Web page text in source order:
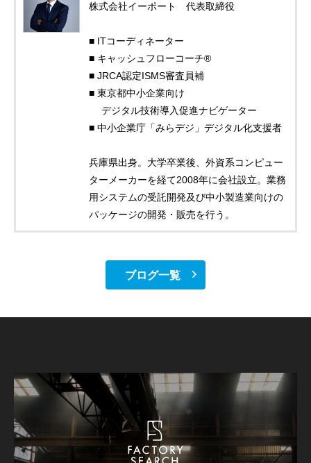
株式会社イーポート 代表取締役
■ ITコーディネーター
■ キャッシュフローコーチ®
■ JRCA認定ISMS審査員補
■ 東京都中小企業向け
デジタル技術導入促進ナビゲーター
■ 中小企業庁「みらデジ」デジタル化支援者
兵庫県出身。大学卒業後、外資系コンピュー
ターメーカーを経て2008年に会社設立。業務
用システムの受託開発及び中小製造業向けの
パッケージの開発・販売を行う。
ブログ一覧